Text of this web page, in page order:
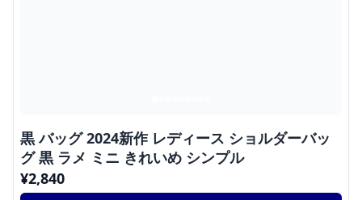
黒 バッグ 2024新作 レディース ショルダーバッ
グ 黒 ラメ ミニ きれいめ シンプル
¥2,840